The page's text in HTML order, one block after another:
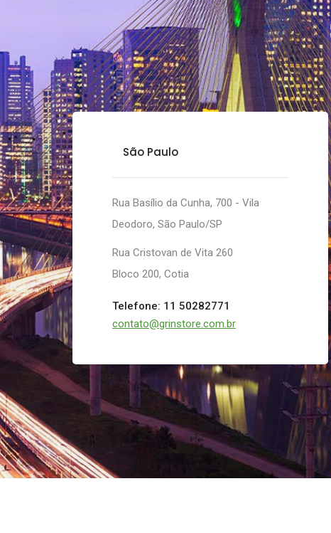
São Paulo
Rua Basílio da Cunha, 700 - Vila
Deodoro, São Paulo/SP
Rua Cristovan de Vita 260
Bloco 200, Cotia
Telefone: 11 50282771
contato@grinstore.com.br